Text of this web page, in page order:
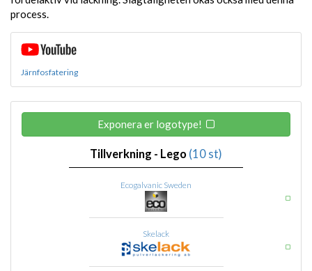
process.
Järnfosfatering
Exponera er logotype!
Tillverkning - Lego (10 st)
Ecogalvanic Sweden
Skelack